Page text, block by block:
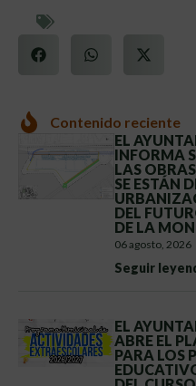
Contenido reciente
EL
INFORMA
LAS
SE ESTÁN
DEL
DE LA
06 agosto, 2026
Seguir
EL
ABRE EL
PARA LOS